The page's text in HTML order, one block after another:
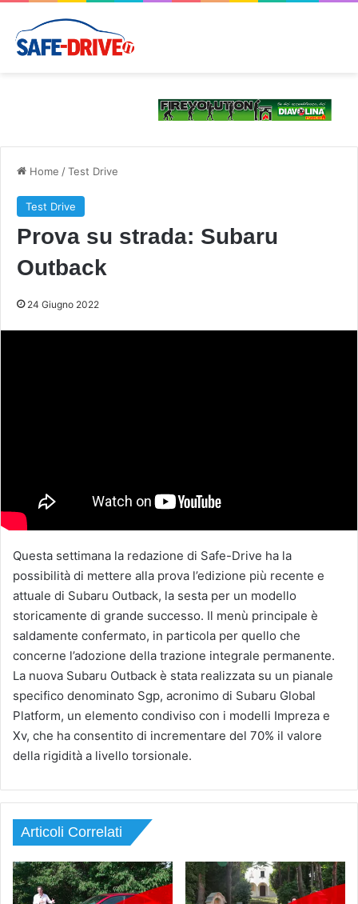
Home /Test Drive
Test Drive
Prova su strada: Subaru
Outback
24 Giugno 2022
Questa settimana la redazione di Safe-Drive ha la
possibilità di mettere alla prova l’edizione più recente e
attuale di Subaru Outback, la sesta per un modello
storicamente di grande successo. Il menù principale è
saldamente confermato, in particola per quello che
concerne l’adozione della trazione integrale permanente.
La nuova Subaru Outback è stata realizzata su un pianale
specifico denominato Sgp, acronimo di Subaru Global
Platform, un elemento condiviso con i modelli Impreza e
Xv, che ha consentito di incrementare del 70% il valore
della rigidità a livello torsionale.
Articoli Correlati